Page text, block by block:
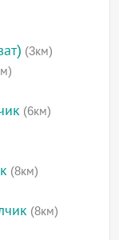
(3км)
(6км)
(8км)
(8км)